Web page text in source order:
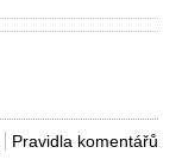
Pravidla komentářů